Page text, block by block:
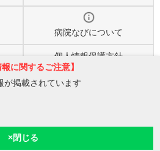
病院なびについて
個人情報保護方針
現在診療
報に関するご注意】
が掲載されています